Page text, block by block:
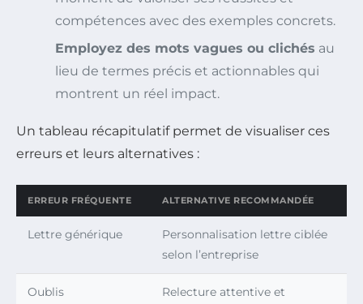
compétences avec des exemples concrets.
Employez des mots vagues ou clichés au
lieu de termes précis et actionnables qui
montrent un réel impact.
Un tableau récapitulatif permet de visualiser ces
erreurs et leurs alternatives :
ERREUR FRÉQUENTE ALTERNATIVE RECOMMANDÉE
Lettre générique
Personnalisation lettre ciblée
selon l’entreprise
Oublis
Relecture attentive et